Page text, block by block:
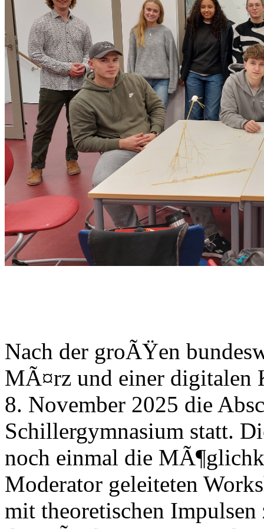
Nach der groÃŸen
MÃ¤rz und einer digitalen
8. November 2025 die
Schillergymnasium statt.
noch einmal die
Moderator geleiteten
mit theoretischen